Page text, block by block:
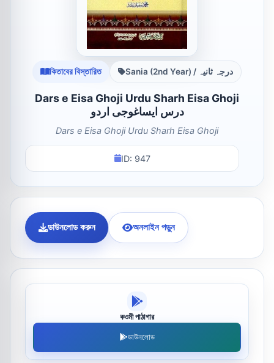
কিতাবের বিস্তারিত Sania (2nd Year) / درجہ ثانیہ
Dars e Eisa Ghoji Urdu Sharh Eisa Ghoji
درس ایساغوجی اردو
Dars e Eisa Ghoji Urdu Sharh Eisa Ghoji
ID: 947
ডাউনলোড করুন অনলাইন পড়ুন
কওমী পাঠাগার
ডাউনলোড